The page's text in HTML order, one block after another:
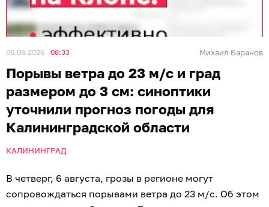
06.08.2026 08:33 Михаил Баранов
Порывы ветра до 23 м/с и град
размером до 3 см: синоптики
уточнили прогноз погоды для
Калининградской области
КАЛИНИНГРАД
В четверг, 6 августа, грозы в регионе могут
сопровождаться порывами ветра до 23 м/с. Об этом